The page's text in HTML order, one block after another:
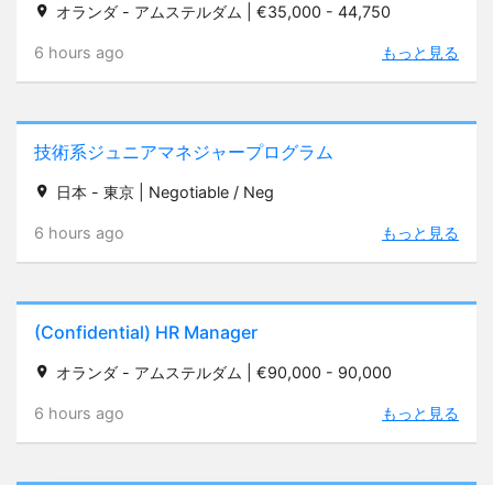
オランダ - アムステルダム | €35,000 - 44,750
6 hours ago もっと見る
技術系ジュニアマネジャープログラム
日本 - 東京 | Negotiable / Neg
6 hours ago もっと見る
(Confidential) HR Manager
オランダ - アムステルダム | €90,000 - 90,000
6 hours ago もっと見る